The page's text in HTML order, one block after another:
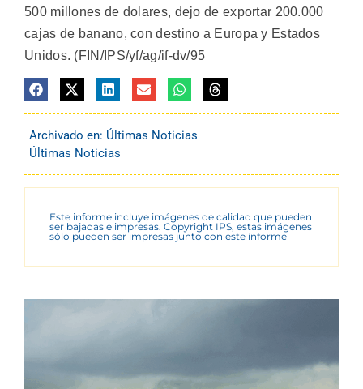
500 millones de dolares, dejo de exportar 200.000
cajas de banano, con destino a Europa y Estados
Unidos. (FIN/IPS/yf/ag/if-dv/95
Archivado en: Últimas Noticias
Últimas Noticias
Este informe incluye imágenes de calidad que pueden
ser bajadas e impresas. Copyright IPS, estas imágenes
sólo pueden ser impresas junto con este informe